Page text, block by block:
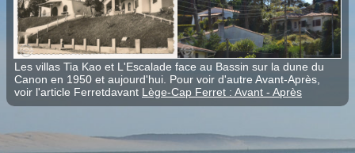
Les villas Tia Kao et L'Escalade face au Bassin sur la dune du
Canon en 1950 et aujourd'hui. Pour voir d'autre Avant-Après,
voir l'article Ferretdavant Lège-Cap Ferret : Avant - Après